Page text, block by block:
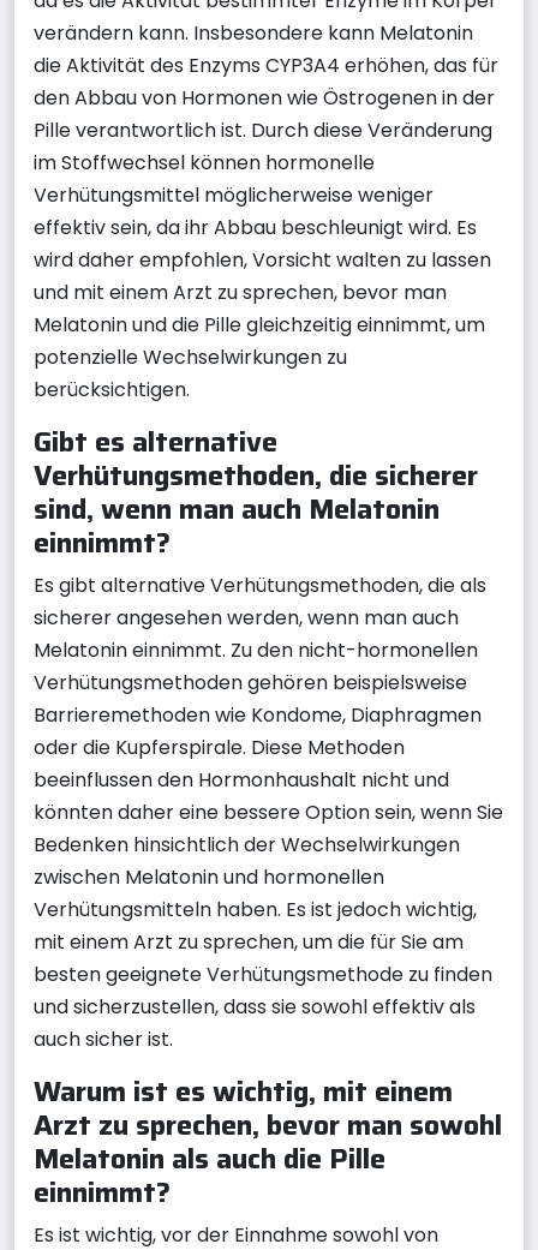
verändern kann. Insbesondere kann Melatonin
die Aktivität des Enzyms CYP3A4 erhöhen, das für
den Abbau von Hormonen wie Östrogenen in der
Pille verantwortlich ist. Durch diese Veränderung
im Stoffwechsel können hormonelle
Verhütungsmittel möglicherweise weniger
effektiv sein, da ihr Abbau beschleunigt wird. Es
wird daher empfohlen, Vorsicht walten zu lassen
und mit einem Arzt zu sprechen, bevor man
Melatonin und die Pille gleichzeitig einnimmt, um
potenzielle Wechselwirkungen zu
berücksichtigen.
Gibt es alternative
Verhütungsmethoden, die sicherer
sind, wenn man auch Melatonin
einnimmt?
Es gibt alternative Verhütungsmethoden, die als
sicherer angesehen werden, wenn man auch
Melatonin einnimmt. Zu den nicht-hormonellen
Verhütungsmethoden gehören beispielsweise
Barrieremethoden wie Kondome, Diaphragmen
oder die Kupferspirale. Diese Methoden
beeinflussen den Hormonhaushalt nicht und
könnten daher eine bessere Option sein, wenn Sie
Bedenken hinsichtlich der Wechselwirkungen
zwischen Melatonin und hormonellen
Verhütungsmitteln haben. Es ist jedoch wichtig,
mit einem Arzt zu sprechen, um die für Sie am
besten geeignete Verhütungsmethode zu finden
und sicherzustellen, dass sie sowohl effektiv als
auch sicher ist.
Warum ist es wichtig, mit einem
Arzt zu sprechen, bevor man sowohl
Melatonin als auch die Pille
einnimmt?
Es ist wichtig, vor der Einnahme sowohl von